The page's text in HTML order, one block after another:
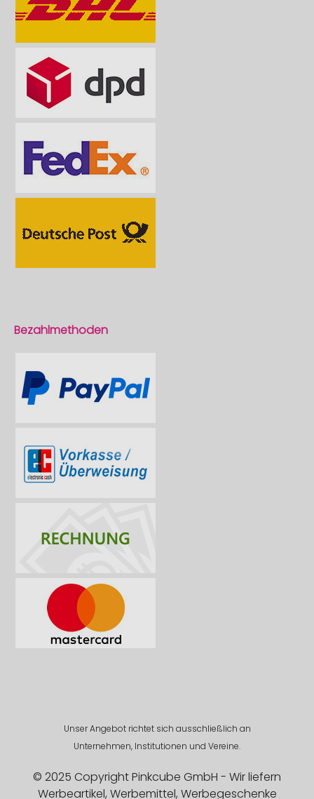
Bezahlmethoden
Unser Angebot richtet sich ausschließlich an
Unternehmen, Institutionen und Vereine.
© 2025 Copyright Pinkcube GmbH - Wir liefern
Werbeartikel, Werbemittel, Werbegeschenke